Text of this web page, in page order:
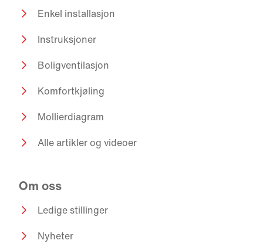
Enkel installasjon
Instruksjoner
Boligventilasjon
Komfortkjøling
Mollierdiagram
Alle artikler og videoer
Om oss
Ledige stillinger
Nyheter